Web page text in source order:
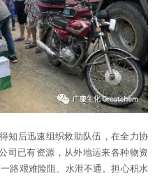
知后迅速组织救助队伍，在全力协
司已有资源，从外地运来各种物资
路艰难险阻、水泄不通。担心积水